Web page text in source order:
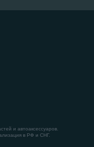
и автоаксессуаров.
в РФ и СНГ.